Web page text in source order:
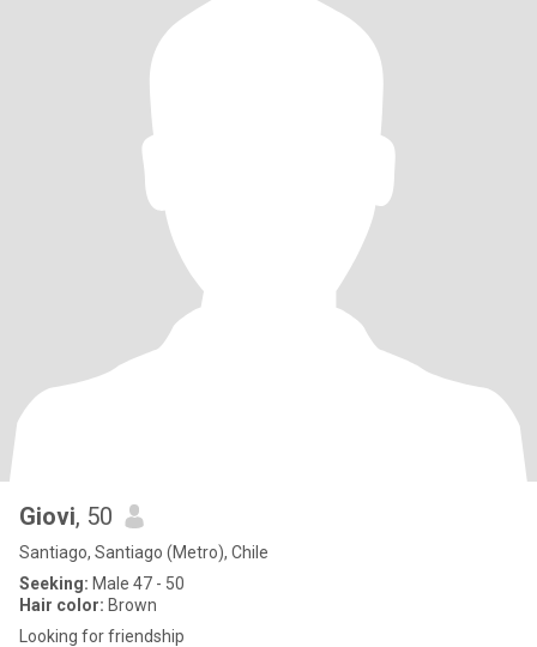
Giovi, 50
Santiago, Santiago (Metro), Chile
Seeking: Male 47 - 50
Hair color: Brown
Looking for friendship